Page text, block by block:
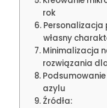
rok
własny
Minimalizacja
rozwiązania
azylu
Źródła: